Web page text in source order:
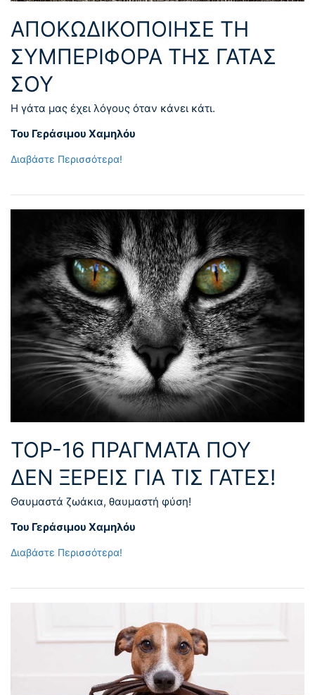
ΑΠΟΚΩΔΙΚΟΠΟΊΗΣΕ ΤΗ
ΣΥΜΠΕΡΙΦΟΡΆ ΤΗΣ ΓΆΤΑΣ
ΣΟΥ
Η γάτα μας έχει λόγους όταν κάνει κάτι.
Του Γεράσιμου Χαμηλόυ
Διαβάστε Περισσότερα!
TOP-16 ΠΡΆΓΜΑΤΑ ΠΟΥ
ΔΕΝ ΞΈΡΕΙΣ ΓΙΑ ΤΙΣ ΓΆΤΕΣ!
Θαυμαστά ζωάκια, θαυμαστή φύση!
Του Γεράσιμου Χαμηλόυ
Διαβάστε Περισσότερα!